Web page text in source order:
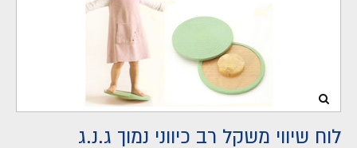
לוח שיווי משקל רב כיווני נמוך ג.נ.ג